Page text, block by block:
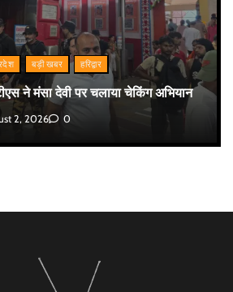
बड़ी खबर हरिद्वार
ने मंसा देवी पर चलाया चेकिंग अभियान
2, 2026 0